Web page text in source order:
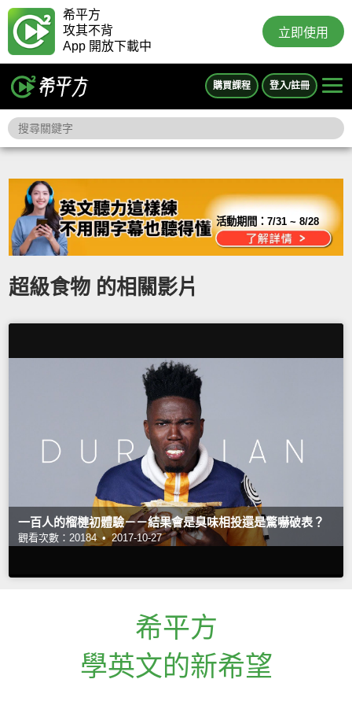
希平方
攻其不背
App 開放下載中
立即使用
購買課程 登入/註冊
活動期間：7/31 ~ 8/28
超級食物 的相關影片
一百人的榴槤初體驗－－結果會是臭味相投還是驚嚇破表？
觀看次數：20184 • 2017-10-27
希平方
學英文的新希望